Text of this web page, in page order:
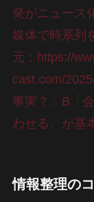
発がニュース
媒体で時系列
元：https://
cast.com/
事実？」B「
わせる、が基
情報整理の